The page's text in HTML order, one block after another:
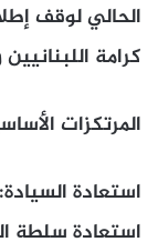
الحالي لوقف
كرامة
المرتكزات
استعادة
استعادة سلطة